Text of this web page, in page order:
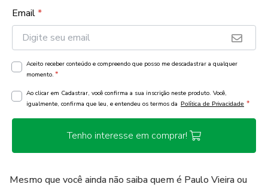
Email*
Aceito receber conteúdo e compreendo que posso me descadastrar a qualquer
momento. *
Ao clicar em Cadastrar, você confirma a sua inscrição neste produto. Você,
igualmente, confirma que leu, e entendeu os termos da Política de Privacidade *
Tenho interesse em comprar!
Mesmo que você ainda não saiba quem é Paulo Vieira ou